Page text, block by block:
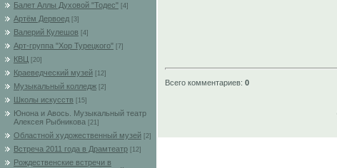
Балет Аллы Духовой "Тодес" [4]
Артём Дервоед [3]
Валерий Кулешов [4]
Арт-группа "Хор Турецкого" [7]
КВЦ [20]
Краеведческий музей [12]
Музыкальный колледж [2]
Школы искусств [15]
Юнона и Авось. Музыкальный театр
Алексея Рыбникова
[21]
Областной художественный музей [2]
Встреча 2011 года в Драмтеатр [12]
Рождественские встречи в
Всего комментариев: 0